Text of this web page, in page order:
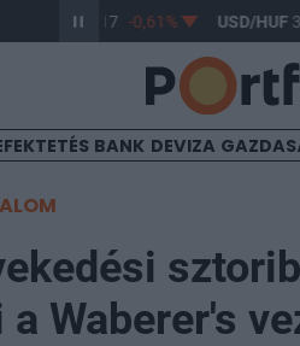
363,17 -0,61% USD/HUF
BANK DEVIZA
Waberer's